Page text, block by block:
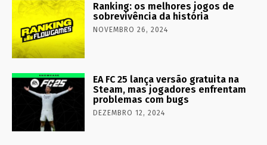
Ranking: os melhores jogos de
sobrevivência da história
NOVEMBRO 26, 2024
EA FC 25 lança versão gratuita na
Steam, mas jogadores enfrentam
problemas com bugs
DEZEMBRO 12, 2024